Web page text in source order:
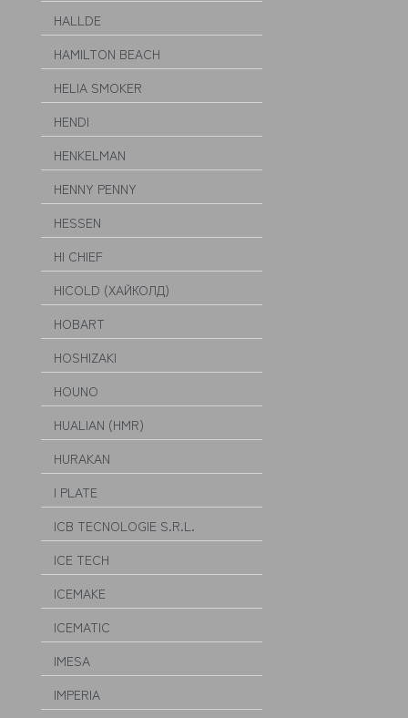
HALLDE
HAMILTON BEACH
HELIA SMOKER
HENDI
HENKELMAN
HENNY PENNY
HESSEN
HI CHIEF
HICOLD (ХАЙКОЛД)
HOBART
HOSHIZAKI
HOUNO
HUALIAN (HMR)
HURAKAN
I PLATE
ICB TECNOLOGIE S.R.L.
ICE TECH
ICEMAKE
ICEMATIC
IMESA
IMPERIA